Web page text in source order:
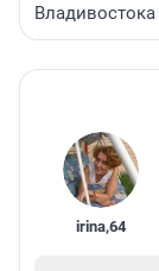
Владивостока
irina,64